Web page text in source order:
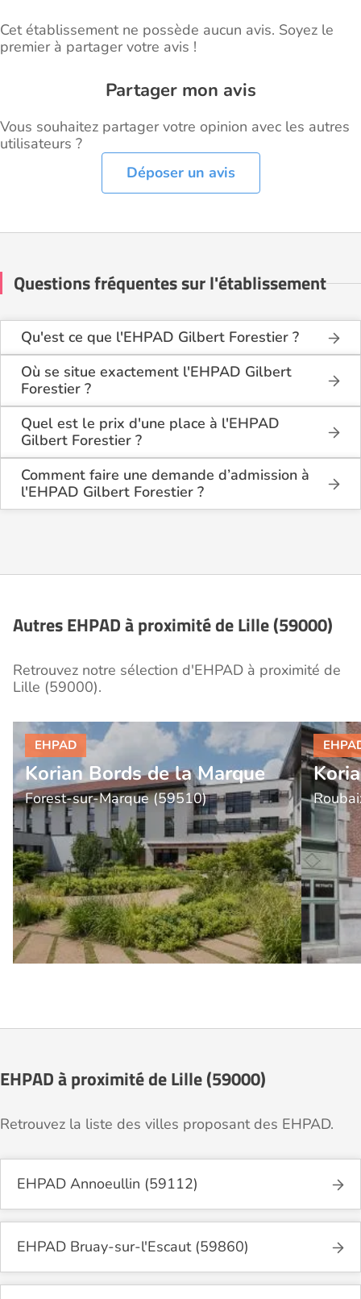
Cet établissement ne possède aucun avis. Soyez le
premier à partager votre avis !
Partager mon avis
Vous souhaitez partager votre opinion avec les autres
utilisateurs ?
Déposer un avis
Questions fréquentes sur l'établissement
Qu'est ce que l'EHPAD Gilbert Forestier ?
L'EHPAD Gilbert Forestier est une maison de
retraite médicalisée de type hébergement
permanent , située à Lille (59000).
Où se situe exactement l'EHPAD Gilbert
Forestier ?
L'EHPAD Gilbert Forestier est situé 952 Avenue De
Dunkerque à Lille (59000), dans le Nord (59).
Quel est le prix d'une place à l'EHPAD
Gilbert Forestier ?
L'EHPAD Gilbert Forestier propose des logements
en chambre simple à partir de 1 953€ par mois.
Comment faire une demande d’admission à
l'EHPAD Gilbert Forestier ?
La demande s’effectue directement via le formulaire
les coûts et les démarches administratives
Autres EHPAD à proximité de Lille (59000)
Retrouvez notre sélection d'EHPAD à proximité de
Lille (59000).
Korian Bords de la Marque
Forest-sur-Marque (59510)
EHPAD à proximité de Lille (59000)
Retrouvez la liste des villes proposant des EHPAD.
EHPAD Annoeullin (59112)
EHPAD Bruay-sur-l'Escaut (59860)